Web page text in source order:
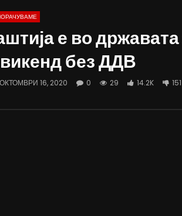
е во државата
без ДДВ
ОКТОМВРИ 16, 2020 0 29 14.2K 151